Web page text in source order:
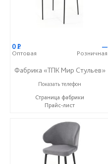
0Р
Оптовая
—
Розничная
Фабрика «ТПК Мир Стульев»
8 (927) 648-00-04
Показать телефон
Страница фабрики
Прайс-лист